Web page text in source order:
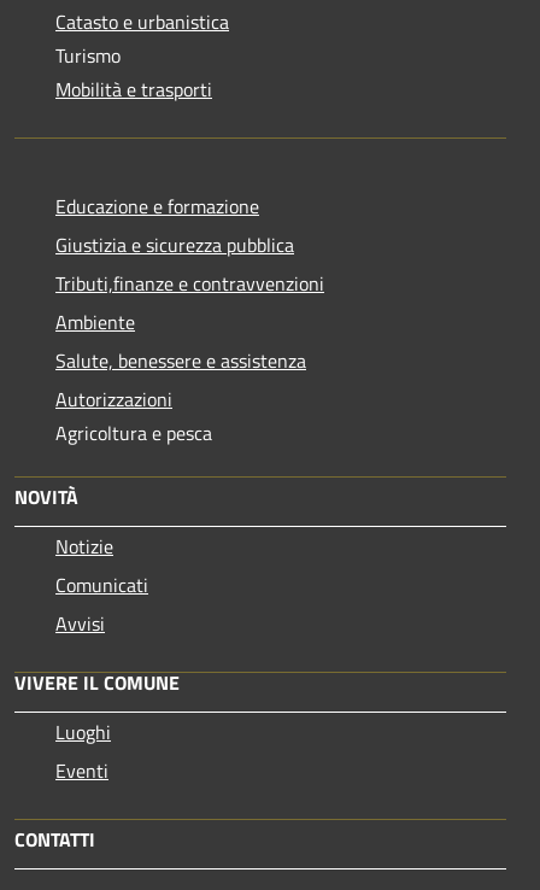
Catasto e urbanistica
Turismo
Mobilità e trasporti
Educazione e formazione
Giustizia e sicurezza pubblica
Tributi,finanze e contravvenzioni
Ambiente
Salute, benessere e assistenza
Autorizzazioni
Agricoltura e pesca
NOVITÀ
Notizie
Comunicati
Avvisi
VIVERE IL COMUNE
Luoghi
Eventi
CONTATTI